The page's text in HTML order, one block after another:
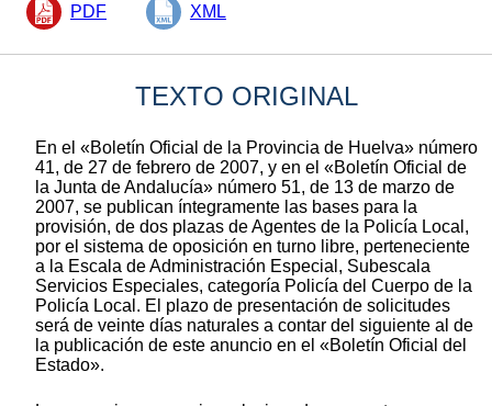
PDF XML
TEXTO ORIGINAL
En el «Boletín Oficial de la Provincia de Huelva» número
41, de 27 de febrero de 2007, y en el «Boletín Oficial de
la Junta de Andalucía» número 51, de 13 de marzo de
2007, se publican íntegramente las bases para la
provisión, de dos plazas de Agentes de la Policía Local,
por el sistema de oposición en turno libre, perteneciente
a la Escala de Administración Especial, Subescala
Servicios Especiales, categoría Policía del Cuerpo de la
Policía Local. El plazo de presentación de solicitudes
será de veinte días naturales a contar del siguiente al de
la publicación de este anuncio en el «Boletín Oficial del
Estado».